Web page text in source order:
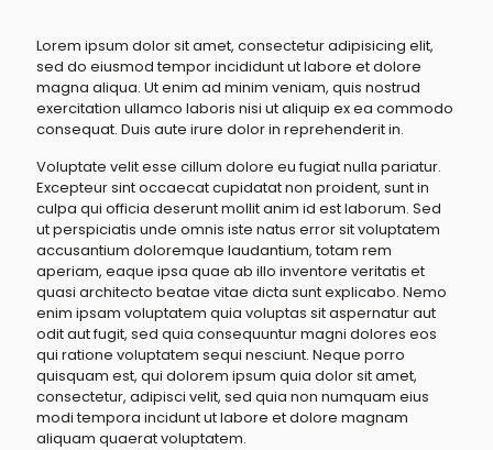
Lorem ipsum dolor sit amet, consectetur adipisicing elit,
sed do eiusmod tempor incididunt ut labore et dolore
magna aliqua. Ut enim ad minim veniam, quis nostrud
exercitation ullamco laboris nisi ut aliquip ex ea commodo
consequat. Duis aute irure dolor in reprehenderit in.
Voluptate velit esse cillum dolore eu fugiat nulla pariatur.
Excepteur sint occaecat cupidatat non proident, sunt in
culpa qui officia deserunt mollit anim id est laborum. Sed
ut perspiciatis unde omnis iste natus error sit voluptatem
accusantium doloremque laudantium, totam rem
aperiam, eaque ipsa quae ab illo inventore veritatis et
quasi architecto beatae vitae dicta sunt explicabo. Nemo
enim ipsam voluptatem quia voluptas sit aspernatur aut
odit aut fugit, sed quia consequuntur magni dolores eos
qui ratione voluptatem sequi nesciunt. Neque porro
quisquam est, qui dolorem ipsum quia dolor sit amet,
consectetur, adipisci velit, sed quia non numquam eius
modi tempora incidunt ut labore et dolore magnam
aliquam quaerat voluptatem.